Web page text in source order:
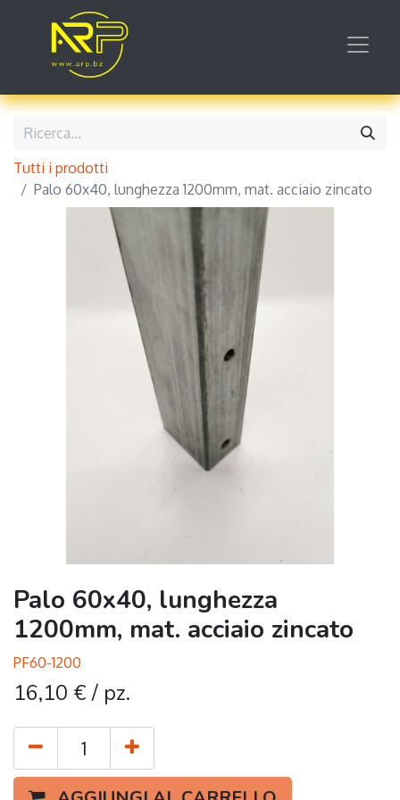
Tutti i prodotti
Palo 60x40, lunghezza 1200mm, mat. acciaio zincato
Palo 60x40, lunghezza
1200mm, mat. acciaio zincato
PF60-1200
16,10 € / pz.